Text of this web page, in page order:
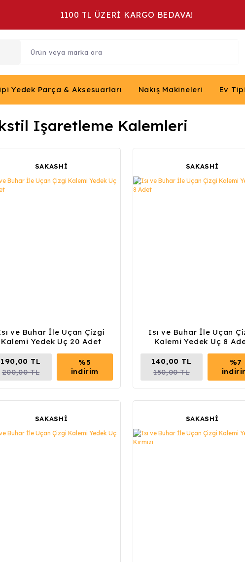
1100 TL ÜZERİ KARGO BEDAVA!
Yedek Parça & Aksesuarları Nakış Makineleri Ev
Işaretleme Kalemleri
SAKASHİ
ve Buhar İle Uçan Çizgi
Kalemi Yedek Uç 20 Adet
190,00 TL
200,00 TL
%5
indirim
SAKASHİ
Isı ve Buhar İle Uçan
Kalemi Yedek Uç 8
140,00 TL
150,00 TL
%7
SAKASHİ SAKASHİ